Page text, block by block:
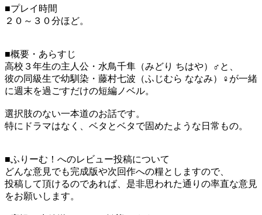
■プレイ時間
２０～３０分ほど。
■概要・あらすじ
高校３年生の主人公・水鳥千隼（みどり ちはや）♂と、
彼の同級生で幼馴染・藤村七波（ふじむら ななみ）♀が一緒
に週末を過ごすだけの短編ノベル。
選択肢のない一本道のお話です。
特にドラマはなく、ベタとベタで固めたような日常もの。
■ふりーむ！へのレビュー投稿について
どんな意見でも完成版や次回作への糧としますので、
投稿して頂けるのであれば、是非思われた通りの率直な意見
をお願いします。